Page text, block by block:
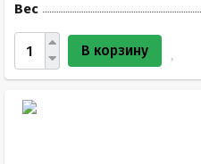
Вес
В корзину